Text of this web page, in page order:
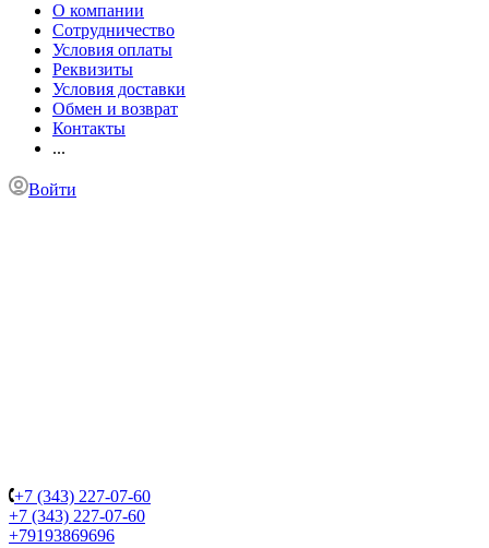
О компании
Сотрудничество
Условия оплаты
Реквизиты
Условия доставки
Обмен и возврат
Контакты
...
Войти
+7 (343) 227-07-60
+7 (343) 227-07-60
+79193869696